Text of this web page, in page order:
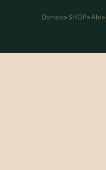
Domov>SHOP>Ale>